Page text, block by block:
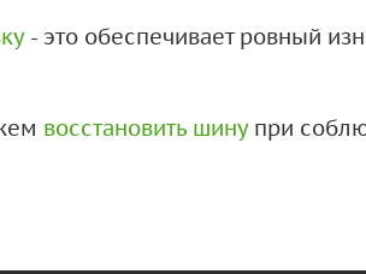
- это обеспечивает ровный
восстановить шинупри